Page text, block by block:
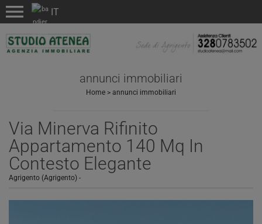
menu
annunci immobiliari
Home > annunci immobiliari
Via Minerva Rifinito
Appartamento 140 Mq In
Contesto Elegante
Agrigento (Agrigento) -